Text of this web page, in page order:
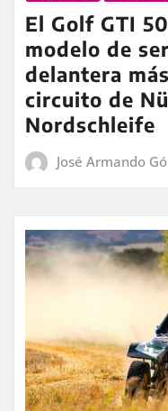
El Golf GTI
modelo de
delantera
circuito de
Nordschleife
José Armando